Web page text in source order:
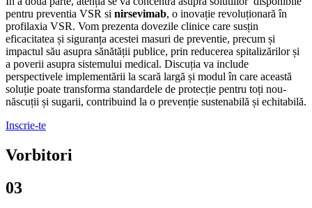
pentru preventia VSR si nirsevimab, o inovație revoluționară în
profilaxia VSR. Vom prezenta dovezile clinice care susțin
eficacitatea și siguranța acestei masuri de preventie, precum și
impactul său asupra sănătății publice, prin reducerea spitalizărilor și
a poverii asupra sistemului medical. Discuția va include
perspectivele implementării la scară largă și modul în care această
soluție poate transforma standardele de protecție pentru toți nou-
născuții și sugarii, contribuind la o prevenție sustenabilă și echitabilă.
Inscrie-te
Vorbitori
03